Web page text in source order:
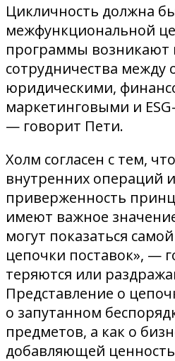
Цикличность должна
межфункциональной
программы возникают
сотрудничества
юридическими,
маркетинговыми и
— говорит Пети.
Холм согласен с тем,
внутренних операций
приверженность
имеют важное
могут показаться
цепочки поставок», —
теряются или
Представление о
о запутанном
предметов, а как о
добавляющей